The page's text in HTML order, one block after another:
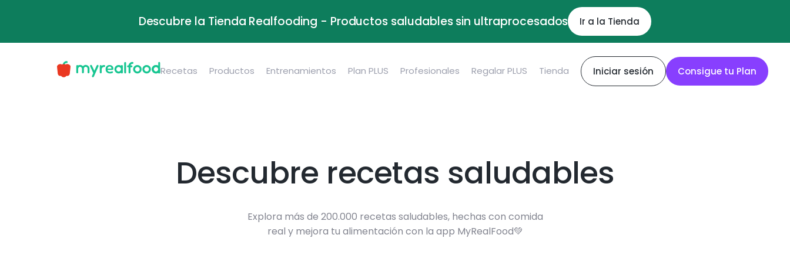
Descubre la Tienda Realfooding - Productos saludables sin ultraprocesados Ir a la Tienda
Recetas Productos Entrenamientos Plan PLUS Profesionales Regalar PLUS Tienda Iniciar sesión Consigue tu Plan
Descubre recetas saludables
Explora más de 200.000 recetas saludables, hechas con comida
real y mejora tu alimentación con la app MyRealFood💚